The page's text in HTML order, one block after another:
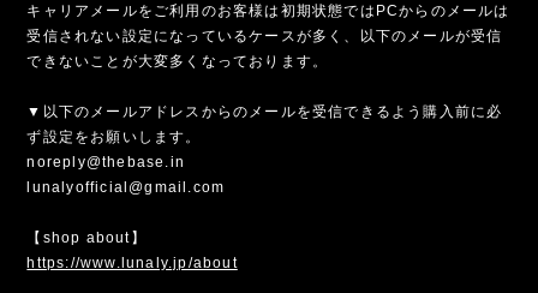
キャリアメールをご利用のお客様は初期状態ではPCからのメールは
受信されない設定になっているケースが多く、以下のメールが受信
できないことが大変多くなっております。
▼以下のメールアドレスからのメールを受信できるよう購入前に必
ず設定をお願いします。
noreply@thebase.in
lunalyofficial@gmail.com
【shop about】
https://www.lunaly.jp/about